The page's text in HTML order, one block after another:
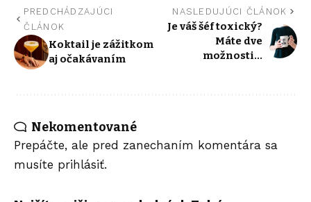
PREDCHÁDZAJÚCI
ČLÁNOK
Koktail je zážitkom
aj očakávaním
NASLEDUJÚCI ČLÁNOK
Je váš šéf toxický?
Máte dve
možnosti…
Nekomentované
Prepáčte, ale pred zanechaním komentára sa
musíte prihlásiť.